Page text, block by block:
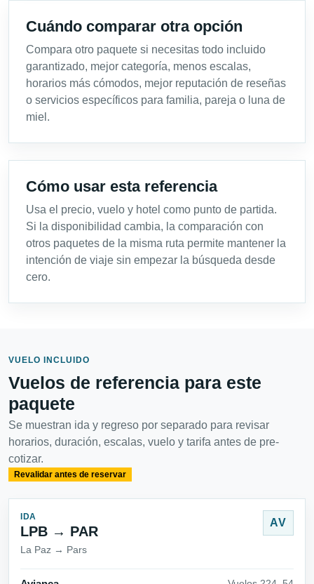
Cuándo comparar otra opción
Compara otro paquete si necesitas todo incluido
garantizado, mejor categoría, menos escalas,
horarios más cómodos, mejor reputación de reseñas
o servicios específicos para familia, pareja o luna de
miel.
Cómo usar esta referencia
Usa el precio, vuelo y hotel como punto de partida.
Si la disponibilidad cambia, la comparación con
otros paquetes de la misma ruta permite mantener la
intención de viaje sin empezar la búsqueda desde
cero.
VUELO INCLUIDO
Vuelos de referencia para este
paquete
Se muestran ida y regreso por separado para revisar
horarios, duración, escalas, vuelo y tarifa antes de pre-
cotizar.
Revalidar antes de reservar
IDA
LPB → PAR
La Paz → Pars
AV